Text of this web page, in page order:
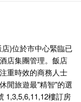
)位於市中心緊臨已
店集團管理。飯店
重時效的商務人士
閒旅遊最"精智"的選
1,3,5,6,11,12樓訂房